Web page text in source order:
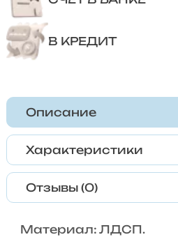
В КРЕДИТ
Описание
Характеристики
Отзывы (0)
Материал: ЛДСП.